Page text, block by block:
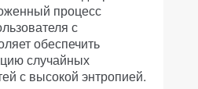
процесс
с
обеспечить
случайных
с высокой энтропией.